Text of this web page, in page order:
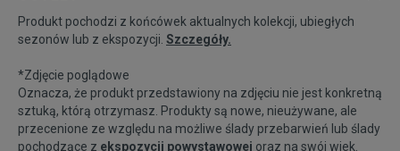
Produkt pochodzi z końcówek aktualnych kolekcji, ubiegłych
sezonów lub z ekspozycji. Szczegóły.
*Zdjęcie poglądowe
Oznacza, że produkt przedstawiony na zdjęciu nie jest konkretną
sztuką, którą otrzymasz. Produkty są nowe, nieużywane, ale
przecenione ze względu na możliwe ślady przebarwień lub ślady
pochodzące z ekspozycji powystawowej oraz na swój wiek.